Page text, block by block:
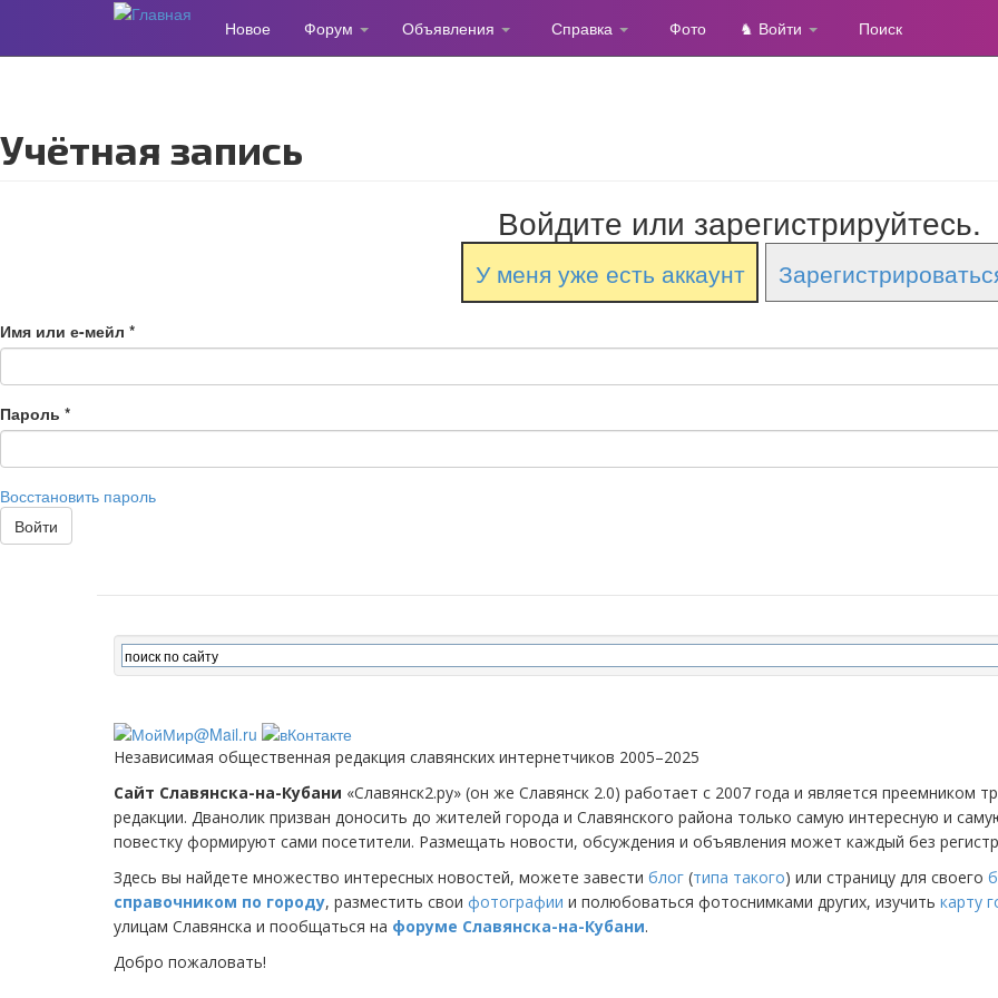
содержанию
Новое Форум Объявления Справка Фото ♞ Войти Поиск
Учётная запись
Войдите или зарегистрируйтесь.
У меня уже есть аккаунт
Имя или е-мейл *
Пароль *
Восстановить пароль
Войти
Независимая общественная редакция славянских интернетчиков 2005–2025
Сайт Славянска-на-Кубани «Славянск2.ру» (он же Славянск 2.0) работает с 2007 года и является преемником
редакции. Дванолик призван доносить до жителей города и Славянского района только самую интересную и
повестку формируют сами посетители. Размещать новости, обсуждения и объявления может каждый без
Здесь вы найдете множество интересных новостей, можете завести блог (типа такого) или страницу для своего
справочником по городу, разместить свои фотографии и полюбоваться фотоснимками других, изучить карту
улицам Славянска и пообщаться на форуме Славянска-на-Кубани.
Добро пожаловать!